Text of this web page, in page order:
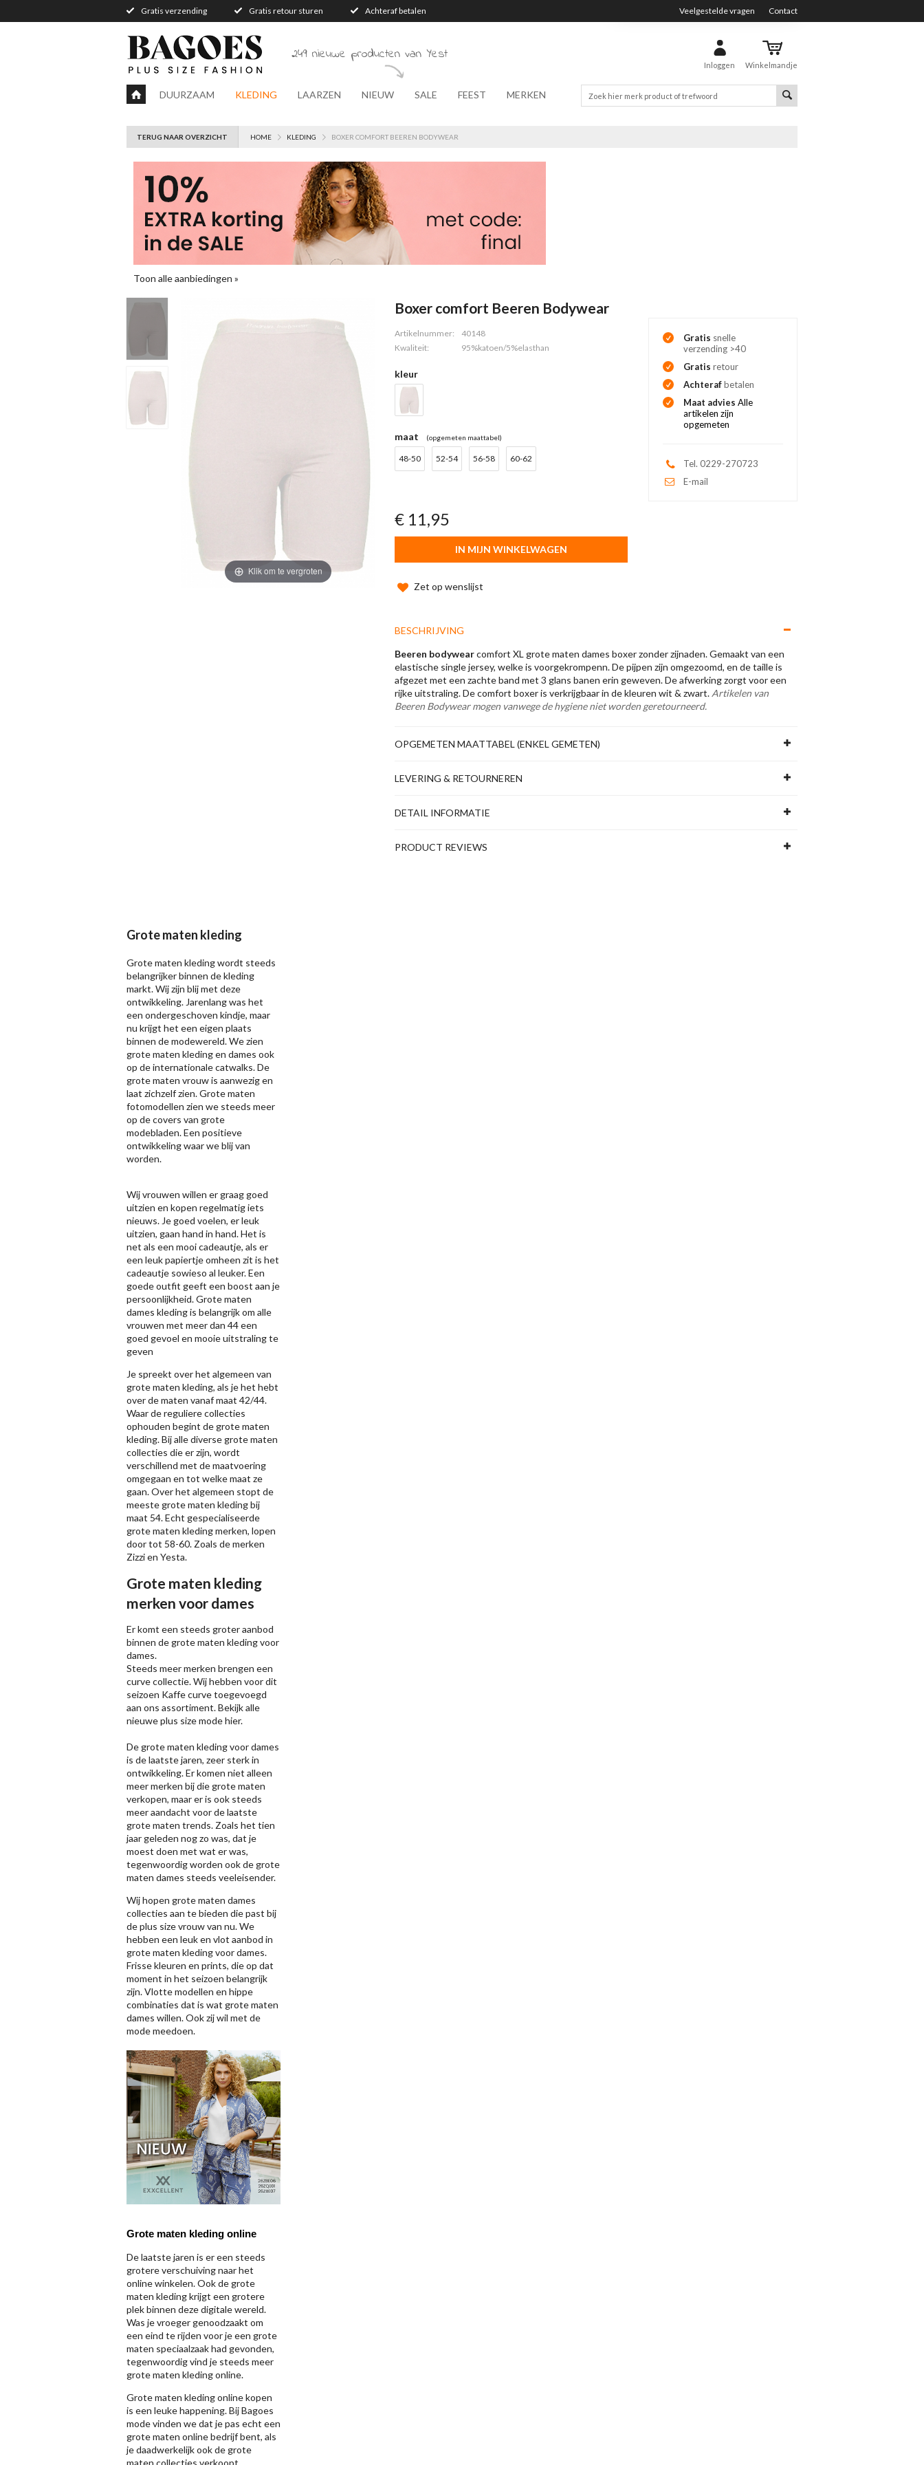
Gratis verzending Gratis retour sturen Achteraf betalen Veelgestelde vragen Contact
Inloggen Winkelmandje
249 nieuwe producten van Yest
DUURZAAM KLEDING LAARZEN NIEUW SALE FEEST MERKEN
TERUG NAAR OVERZICHT HOME KLEDING BOXER COMFORT BEEREN BODYWEAR
Toon alle aanbiedingen »
Klik om te vergroten
Boxer comfort Beeren Bodywear
Artikelnummer:
40148
Kwaliteit:
95%katoen/5%elasthan
kleur
maat (opgemeten maattabel)
48-50 52-54 56-58 60-62
€ 11,95
IN MIJN WINKELWAGEN
Zet op wenslijst
Gratis snelle
verzending >40
Gratis retour
Achterafbetalen
Maat adviesAlle
artikelen zijn
opgemeten
Tel. 0229-270723
E-mail
BESCHRIJVING
Beeren bodywearcomfort XL grote maten dames boxerzonder zijnaden. Gemaakt van een
elastische single jersey, welke is voorgekrompenn. De pijpen zijn omgezoomd, en de taille is
afgezet met een zachte band met 3 glans banen erin geweven. De afwerking zorgt voor een
rijke uitstraling. De comfort boxer is verkrijgbaar in de kleuren wit & zwart. Artikelen van
Beeren Bodywear mogen vanwege de hygiene niet worden geretourneerd.
OPGEMETEN MAATTABEL (ENKEL GEMETEN)
LEVERING & RETOURNEREN
DETAIL INFORMATIE
PRODUCT REVIEWS
Grote maten kleding
Grote maten kleding wordt steeds
belangrijker binnen de kleding
markt. Wij zijn blij met deze
ontwikkeling. Jarenlang was het
een ondergeschoven kindje, maar
nu krijgt het een eigen plaats
binnen de modewereld. We zien
grote maten kleding en dames ook
op de internationale catwalks. De
grote maten vrouw is aanwezig en
laat zichzelf zien. Grote maten
fotomodellen zien we steeds meer
op de covers van grote
modebladen. Een positieve
ontwikkeling waar we blij van
worden.
Wij vrouwen willen er graag goed
uitzien en kopen regelmatig iets
nieuws. Je goed voelen, er leuk
uitzien, gaan hand in hand. Het is
net als een mooi cadeautje, als er
een leuk papiertje omheen zit is het
cadeautje sowieso al leuker. Een
goede outfit geeft een boost aan je
persoonlijkheid. Grote maten
dames kleding is belangrijk om alle
vrouwen met meer dan 44 een
goed gevoel en mooie uitstraling te
geven
Je spreekt over het algemeen van
grote maten kleding, als je het hebt
over de maten vanaf maat 42/44.
Waar de reguliere collecties
ophouden begint de grote maten
kleding. Bij alle diverse grote maten
collecties die er zijn, wordt
verschillend met de maatvoering
omgegaan en tot welke maat ze
gaan. Over het algemeen stopt de
meeste grote maten kleding bij
maat 54. Echt gespecialiseerde
grote maten kleding merken, lopen
door tot 58-60. Zoals de merken
Zizzien Yesta.
Grote maten kleding
merken voor dames
Er komt een steeds groter aanbod
binnen de grote maten kleding voor
dames.
Steeds meer merken brengen een
curve collectie. Wij hebben voor dit
seizoen Kaffecurve toegevoegd
aan ons assortiment. Bekijk alle
nieuweplus size modehier.
De grote maten kleding voor dames
is de laatste jaren, zeer sterk in
ontwikkeling. Er komen niet alleen
meer merken bij die grote maten
verkopen, maar er is ook steeds
meer aandacht voor de laatste
grote maten trends. Zoals het tien
jaar geleden nog zo was, dat je
moest doen met wat er was,
tegenwoordig worden ook de grote
maten dames steeds veeleisender.
Wij hopen grote maten dames
collecties aan te bieden die past bij
de plus size vrouw van nu. We
hebben een leuk en vlot aanbod in
grote maten kleding voor dames.
Frisse kleuren en prints, die op dat
moment in het seizoen belangrijk
zijn. Vlotte modellen en hippe
combinaties dat is wat grote maten
dames willen. Ook zij wil met de
mode meedoen.
Grote maten kleding online
De laatste jaren is er een steeds
grotere verschuiving naar het
online winkelen. Ook de grote
maten kleding krijgt een grotere
plek binnen deze digitale wereld.
Was je vroeger genoodzaakt om
een eind te rijden voor je een grote
maten speciaalzaak had gevonden,
tegenwoordig vind je steeds meer
grote maten kleding online.
Grote maten kleding online kopen
is een leuke happening. Bij Bagoes
mode vinden we dat je pas echt een
grote maten online bedrijf bent, als
je daadwerkelijk ook de grote